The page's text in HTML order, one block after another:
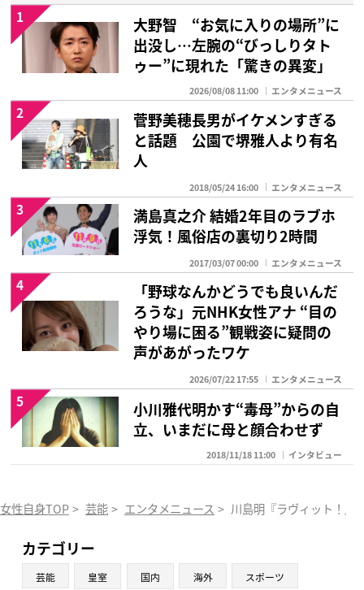
大野智 “お気に入りの場所”に
出没し…左腕の“びっしりタト
ゥー”に現れた「驚きの異変」
2026/08/08 11:00 エンタメニュース
1
菅野美穂長男がイケメンすぎる
と話題 公園で堺雅人より有名
人
2018/05/24 16:00 エンタメニュース
2
満島真之介 結婚2年目のラブホ
浮気！風俗店の裏切り2時間
2017/03/07 00:00 エンタメニュース
3
「野球なんかどうでも良いんだ
ろうな」元NHK女性アナ “目の
やり場に困る”観戦姿に疑問の
声があがったワケ
2026/07/22 17:55 エンタメニュース
4
小川雅代明かす“毒母”からの自
立、いまだに母と顔合わせず
2018/11/18 11:00 インタビュー
5
女性自身TOP > 芸能 > エンタメニュース > 川島明『ラヴィット！』
カテゴリー
芸能 皇室 国内 海外 スポーツ